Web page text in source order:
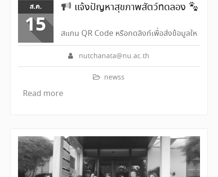
ส.ค.
15
แจ้งปัญหาสุขภาพสัตว์ทดลอง
nutchanata@nu.ac.th
newss
สแกน QR Code หรือกดลิงก์เพื่อส่งข้อมูลให
Read more